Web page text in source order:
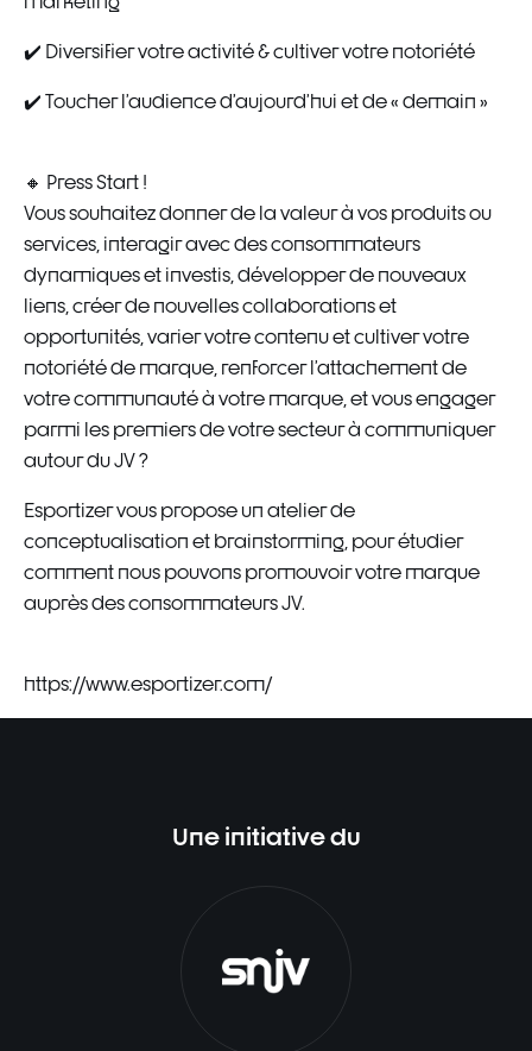
✔️ Diversifier votre activité & cultiver votre notoriété
✔️ Toucher l’audience d’aujourd’hui et de « demain »
🔸 Press Start !
Vous souhaitez donner de la valeur à vos produits ou
services, interagir avec des consommateurs
dynamiques et investis, développer de nouveaux
liens, créer de nouvelles collaborations et
opportunités, varier votre contenu et cultiver votre
notoriété de marque, renforcer l’attachement de
votre communauté à votre marque, et vous engager
parmi les premiers de votre secteur à communiquer
autour du JV ?
Esportizer vous propose un atelier de
conceptualisation et brainstorming, pour étudier
comment nous pouvons promouvoir votre marque
auprès des consommateurs JV.
https://www.esportizer.com/
Une initiative du